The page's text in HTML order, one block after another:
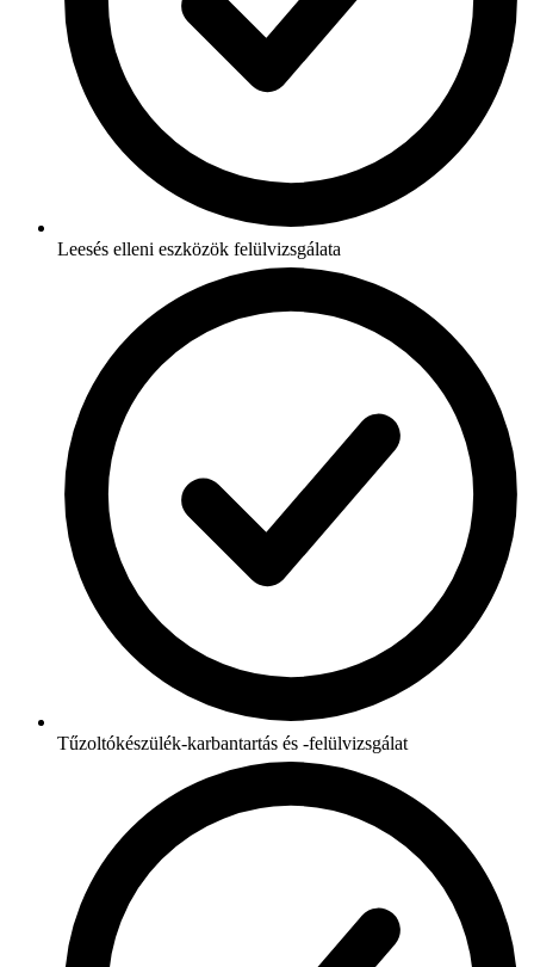
Leesés elleni eszközök felülvizsgálata
Tűzoltókészülék-karbantartás és -felülvizsgálat